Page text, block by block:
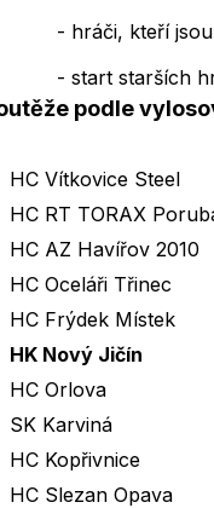
- hráči, kteří jsou
- start starších
podle
HC Vítkovice Steel
HC RT TORAX
HC AZ Havířov 2010
HC Oceláři Třinec
HC Frýdek Místek
HK Nový Jičín
HC Orlova
SK Karviná
HC Kopřivnice
HC Slezan Opava